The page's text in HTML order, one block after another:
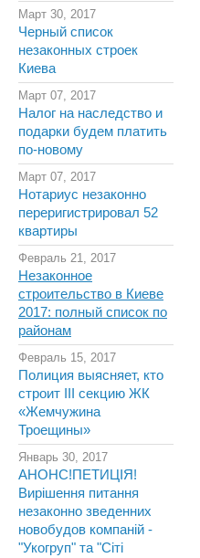
Март 30, 2017
Черный список
незаконных строек
Киева
Март 07, 2017
Налог на наследство и
подарки будем платить
по-новому
Март 07, 2017
Нотариус незаконно
переригистрировал 52
квартиры
Февраль 21, 2017
Незаконное
строительство в Киеве
2017: полный список по
районам
Февраль 15, 2017
Полиция выясняет, кто
строит III секцию ЖК
«Жемчужина
Троещины»
Январь 30, 2017
АНОНС!ПЕТИЦІЯ!
Вирішення питання
незаконно зведенних
новобудов компаній -
"Укогруп" та "Сіті